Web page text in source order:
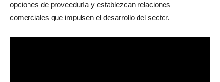
opciones de proveeduría y establezcan relaciones
comerciales que impulsen el desarrollo del sector.